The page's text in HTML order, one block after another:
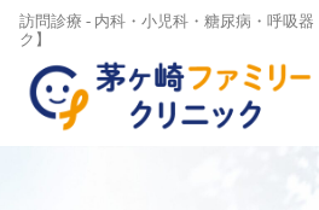
訪問診療 - 内科・小児科・糖尿病・呼吸器
ク】